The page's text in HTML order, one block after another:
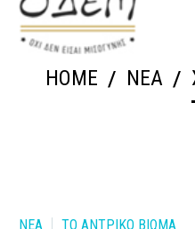
HOME ΝΕΑ
ΝΕΑ
ΤΟ ΑΝΤΡΙΚΟ ΒΙΩΜΑ